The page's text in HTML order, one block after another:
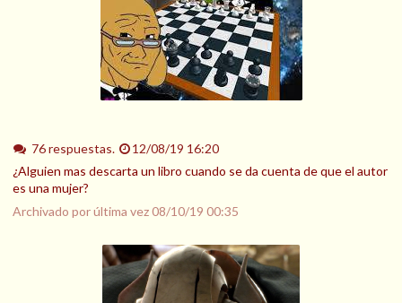
76 respuestas.
12/08/19 16:20
¿Alguien mas descarta un libro cuando se da cuenta de que el autor
es una mujer?
Archivado por última vez08/10/19 00:35